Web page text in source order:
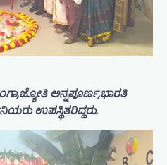
ಅನ್ನಪೂರ್ಣ,ಭಾರತಿ
ಉಪಸ್ಥಿತರಿದ್ದರು.